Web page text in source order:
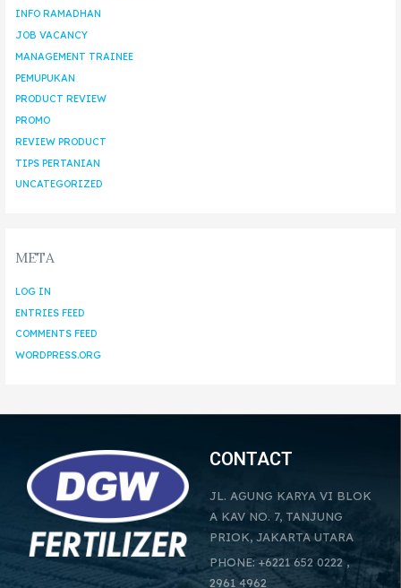
INFO RAMADHAN
JOB VACANCY
MANAGEMENT TRAINEE
PEMUPUKAN
PRODUCT REVIEW
PROMO
REVIEW PRODUCT
TIPS PERTANIAN
UNCATEGORIZED
META
LOG IN
ENTRIES FEED
COMMENTS FEED
WORDPRESS.ORG
CONTACT
JL. AGUNG KARYA VI BLOK
A KAV NO. 7, TANJUNG
PRIOK, JAKARTA UTARA
PHONE: +6221 652 0222 ,
2961 4962